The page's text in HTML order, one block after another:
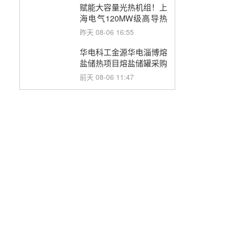
务采购
赋能大容量光热机组！上
海电气120MW级高导热
空冷发电机通过型式试验
昨天 08-06 16:55
华电科工金源华电淄博熔
盐储热项目熔盐储罐采购
前天 08-06 11:47